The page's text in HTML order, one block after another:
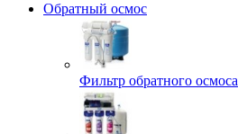
Обратный осмос
Фильтр обратного осмоса